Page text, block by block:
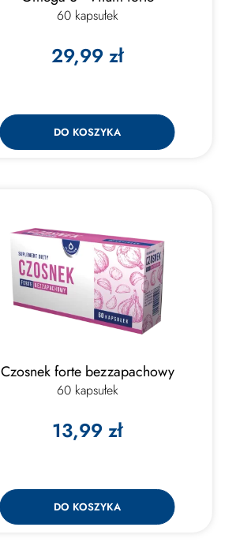
60 kapsułek
29,99 zł
DO KOSZYKA
Czosnek forte bezzapachowy
60 kapsułek
13,99 zł
DO KOSZYKA